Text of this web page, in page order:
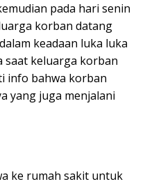
pada hari senin
korban datang
keadaan luka luka
saat keluarga korban
info bahwa korban
yang juga menjalani
ke rumah sakit untuk